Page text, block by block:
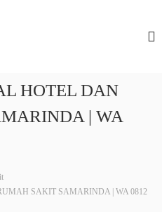
HOTEL DAN
| WA
SAKIT SAMARINDA | WA 0812